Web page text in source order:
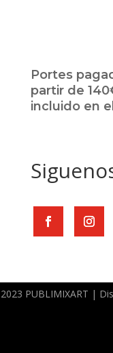
Portes
partir de
incluido en
PUBLIMIXART |